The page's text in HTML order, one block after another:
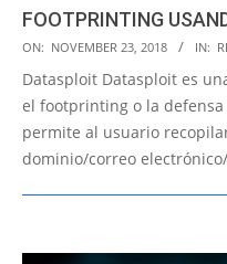
FOOTPRINTING
2018-
11-
23
ON: NOVEMBER 23, 2018 IN:
Datasploit Datasploit es
el footprinting o la
permite al usuario
dominio/correo